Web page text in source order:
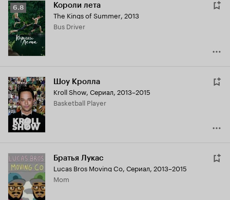
Рейтинг
Кинопоиска
6.8
6.8 Короли лета
The Kings of Summer, 2013
Bus Driver
Шоу Кролла
Kroll Show, Сериал, 2013–2015
Basketball Player
Братья Лукас
Lucas Bros Moving Co, Сериал, 2013–2015
Mom